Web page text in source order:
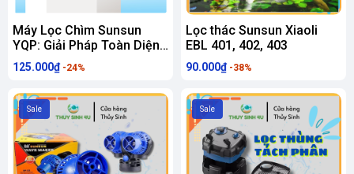
Máy Lọc Chìm Sunsun
YQP: Giải Pháp Toàn Diện
Cho Bể Cá Cảnh Luôn
Sạch Trong
125.000₫ -24%
Lọc thác Sunsun Xiaoli
EBL 401, 402, 403
90.000₫ -38%
Sale Sale